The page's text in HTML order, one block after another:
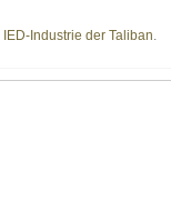
IED-Industrie der Taliban.